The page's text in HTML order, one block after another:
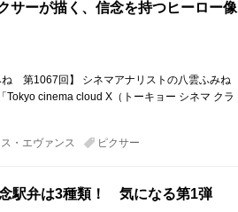
サーが描く、信念を持つヒーロー像
ね 第1067回】 シネマアナリストの八雲ふみね
Tokyo cinema cloud X（トーキョー シネマ クラ
・エヴァンス ピクサー
駅弁は3種類！ 気になる第1弾